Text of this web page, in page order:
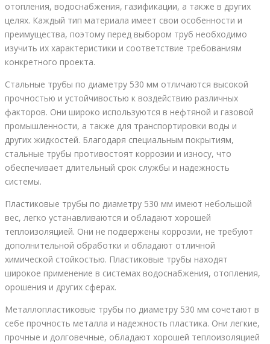
отопления, водоснабжения, газификации, а также в других
целях. Каждый тип материала имеет свои особенности и
преимущества, поэтому перед выбором труб необходимо
изучить их характеристики и соответствие требованиям
конкретного проекта.
Стальные трубы по диаметру 530 мм отличаются высокой
прочностью и устойчивостью к воздействию различных
факторов. Они широко используются в нефтяной и газовой
промышленности, а также для транспортировки воды и
других жидкостей. Благодаря специальным покрытиям,
стальные трубы противостоят коррозии и износу, что
обеспечивает длительный срок службы и надежность
системы.
Пластиковые трубы по диаметру 530 мм имеют небольшой
вес, легко устанавливаются и обладают хорошей
теплоизоляцией. Они не подвержены коррозии, не требуют
дополнительной обработки и обладают отличной
химической стойкостью. Пластиковые трубы находят
широкое применение в системах водоснабжения, отопления,
орошения и других сферах.
Металлопластиковые трубы по диаметру 530 мм сочетают в
себе прочность металла и надежность пластика. Они легкие,
прочные и долговечные, обладают хорошей теплоизоляцией